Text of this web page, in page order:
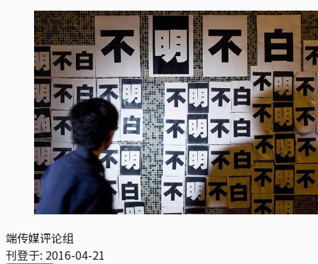
端传媒评论组
刊登于: 2016-04-21